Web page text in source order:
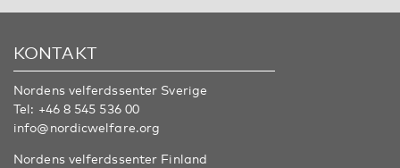
KONTAKT
Nordens velferdssenter Sverige
Tel: +46 8 545 536 00
info@nordicwelfare.org
Nordens velferdssenter Finland